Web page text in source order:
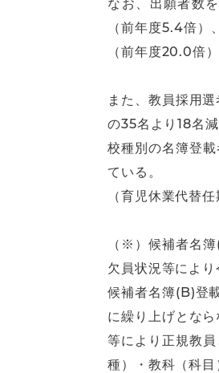
なお、出願者数
（前年度5.4倍
（前年度20.0倍
また、教員採用
の35名より18名
校種別の名簿登
ている。
（育児休業代替
（※）候補者名
欠員状況等により
候補者名簿(B)登
に繰り上げとな
等により正規教
種）・教科（科